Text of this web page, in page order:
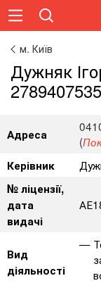
м. Київ
Дужняк
Адреса
(
Керівник
№ ліцензії,
дата
видачі
Вид
діяльності